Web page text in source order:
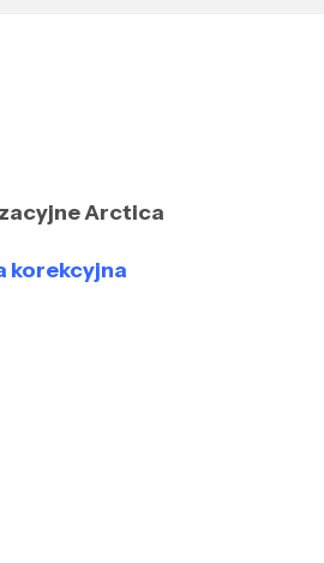
Arctica
korekcyjna